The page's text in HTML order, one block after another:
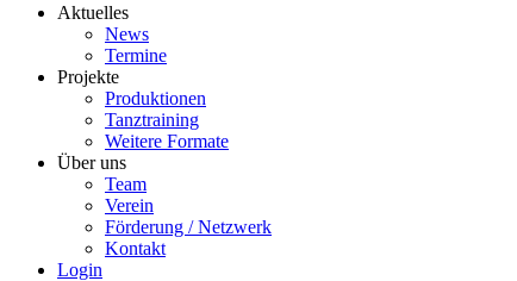
Aktuelles
News
Termine
Projekte
Produktionen
Tanztraining
Weitere Formate
Über uns
Team
Verein
Förderung / Netzwerk
Kontakt
Login